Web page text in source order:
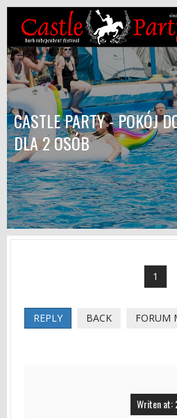
CASTLE PARTY - POKÓJ
DLA 2 OSÓB
1
REPLY BACK FORUM
Writen at: